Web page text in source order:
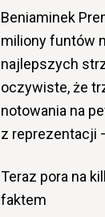
Beniaminek
miliony funtów
najlepszych
oczywiste, że
notowania na
z reprezentacji
Teraz pora na
faktem